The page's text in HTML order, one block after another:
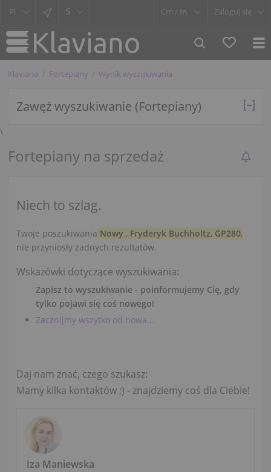
$ Cm / In Zaloguj się
Klaviano Fortepiany Wynik wyszukiwania
Zawęź wyszukiwanie (Fortepiany)
\
Fortepiany na sprzedaż
Niech to szlag.
Twoje poszukiwania Nowy , Fryderyk Buchholtz, GP280,
nie przyniosły żadnych rezultatów.
Wskazówki dotyczące wyszukiwania:
Zapisz to wyszukiwanie - poinformujemy Cię, gdy
tylko pojawi się coś nowego!
Zacznijmy wszytko od nowa...
Daj nam znać, czego szukasz:
Mamy kilka kontaktów ;) - znajdziemy coś dla Ciebie!
Iza Maniewska